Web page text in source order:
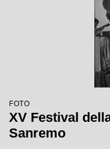
FOTO
XV Festival
Sanremo